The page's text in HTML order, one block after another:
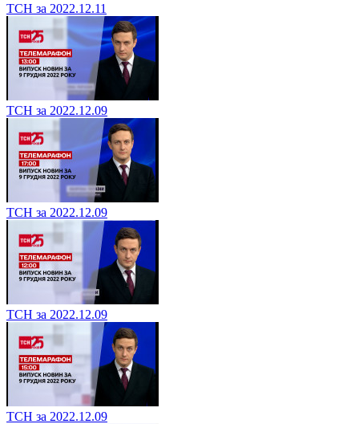
ТСН за 2022.12.11
ТСН за 2022.12.09
ТСН за 2022.12.09
ТСН за 2022.12.09
ТСН за 2022.12.09